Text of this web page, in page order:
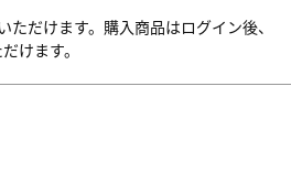
だけます。購入商品はログイン後、
けます。